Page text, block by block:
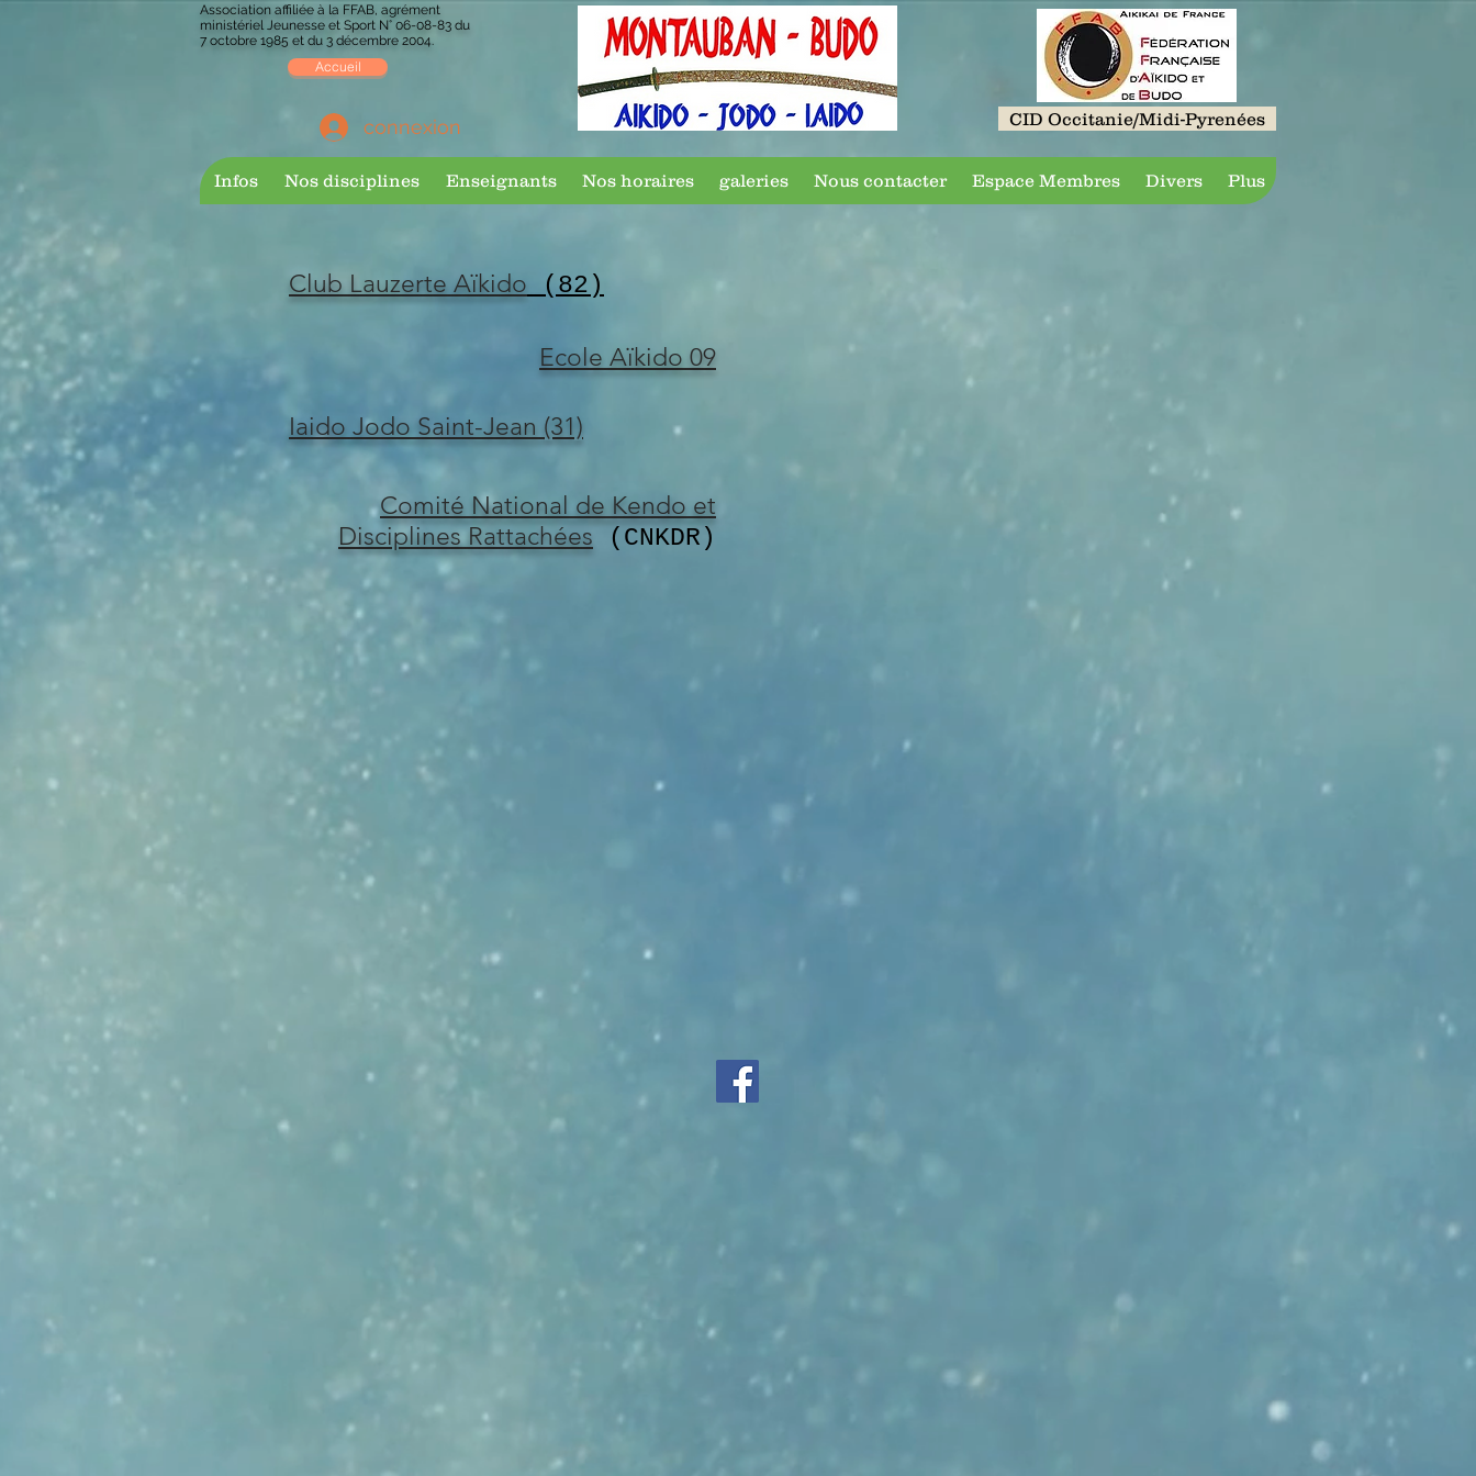
Association affiliée à la FFAB, agrément
ministériel Jeunesse et Sport N° 06-08-83 du
7 octobre 1985 et du 3 décembre 2004.
Accueil
connexion CID Occitanie/Midi-Pyrenées
Infos Nos disciplines Enseignants Nos horaires galeries Nous contacter Espace Membres Divers Plus
Club Lauzerte Aïkido (82)
Ecole Aïkido 09
Iaido Jodo Saint-Jean (31)
Comité National de Kendo et
Disciplines Rattachées (CNKDR)